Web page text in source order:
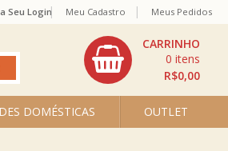
Seu Login
DOMÉSTICAS OUTLET
R$0,00
0
Meu Cadastro Meus Pedidos